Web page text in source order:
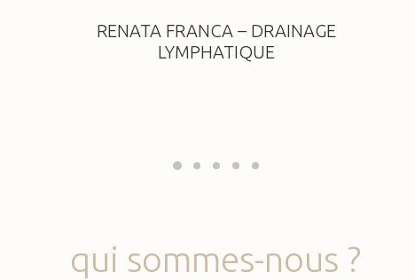
RENATA FRANCA – DRAINAGE
LYMPHATIQUE
qui sommes-nous ?